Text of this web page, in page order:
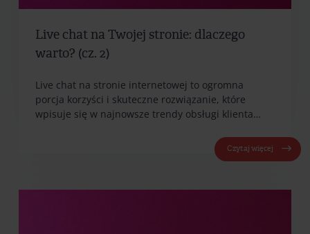
Live chat na Twojej stronie: dlaczego
warto? (cz. 2)
Live chat na stronie internetowej to ogromna
porcja korzyści i skuteczne rozwiązanie, które
wpisuje się w najnowsze trendy obsługi klienta…
Czytaj więcej